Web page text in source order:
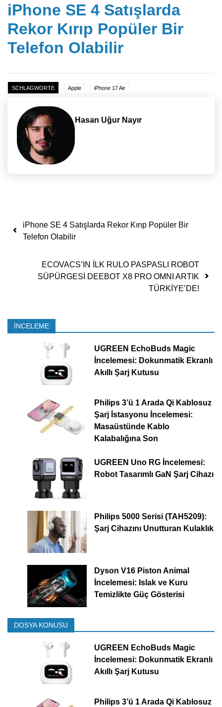
iPhone SE 4 Satışlarda
Rekor Kırıp Popüler Bir
Telefon Olabilir
SCHLAGWORTE Apple iPhone 17 Air
Hasan Uğur Nayır
Yazı dolaşımı
iPhone SE 4 Satışlarda Rekor Kırıp Popüler Bir
Telefon Olabilir
ECOVACS’IN İLK RULO PASPASLI ROBOT
SÜPÜRGESİ DEEBOT X8 PRO OMNI ARTIK
TÜRKİYE’DE!
İNCELEME
UGREEN EchoBuds Magic
İncelemesi: Dokunmatik Ekranlı
Akıllı Şarj Kutusu
Philips 3’ü 1 Arada Qi Kablosuz
Şarj İstasyonu İncelemesi:
Masaüstünde Kablo
Kalabalığına Son
UGREEN Uno RG İncelemesi:
Robot Tasarımlı GaN Şarj Cihazı
Philips 5000 Serisi (TAH5209):
Şarj Cihazını Unutturan Kulaklık
Dyson V16 Piston Animal
İncelemesi: Islak ve Kuru
Temizlikte Güç Gösterisi
DOSYA KONUSU
UGREEN EchoBuds Magic
İncelemesi: Dokunmatik Ekranlı
Akıllı Şarj Kutusu
Philips 3’ü 1 Arada Qi Kablosuz